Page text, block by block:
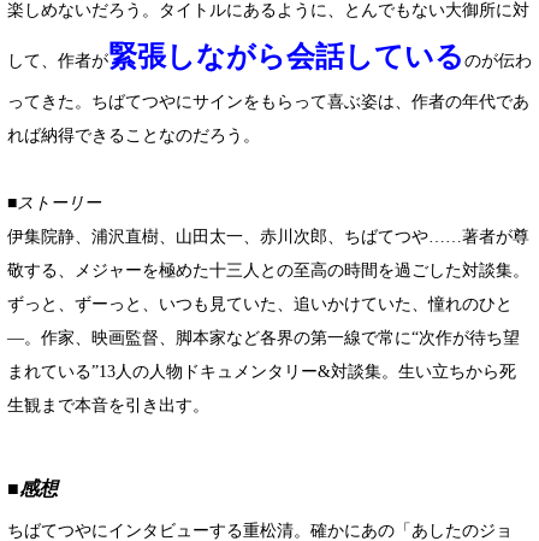
楽しめないだろう。タイトルにあるように、とんでもない大御所に対
して、作者が緊張しながら会話している のが伝わ
ってきた。ちばてつやにサインをもらって喜ぶ姿は、作者の年代であ
れば納得できることなのだろう。
■ストーリー
伊集院静、浦沢直樹、山田太一、赤川次郎、ちばてつや……著者が尊
敬する、メジャーを極めた十三人との至高の時間を過ごした対談集。
ずっと、ずーっと、いつも見ていた、追いかけていた、憧れのひと
―。作家、映画監督、脚本家など各界の第一線で常に“次作が待ち望
まれている”13人の人物ドキュメンタリー&対談集。生い立ちから死
生観まで本音を引き出す。
■感想
ちばてつやにインタビューする重松清。確かにあの「あしたのジョ